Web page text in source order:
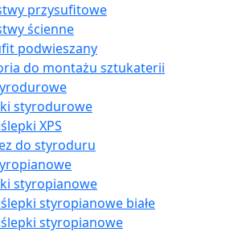
przysufitowe
ścienne
podwieszany
do montażu sztukaterii
styrodurowe
XPS
do styroduru
styropianowe
styropianowe białe
styropianowe